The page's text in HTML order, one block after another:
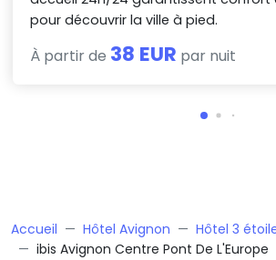
pour découvrir la ville à pied.
À partir de 38 EUR par nuit
Accueil Hôtel Avignon
Hôtel 3
ibis Avignon Centre Pont De L'Europe